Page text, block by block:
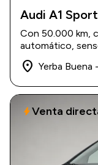
2017|50.000 km
USD
Audi A1
Con 50.000 km,
automático,
place Yerba Buena
boltVenta